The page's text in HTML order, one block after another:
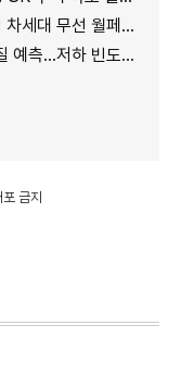
페이퍼 TV 특별 전시
하 빈도 절반 줄였다
금지